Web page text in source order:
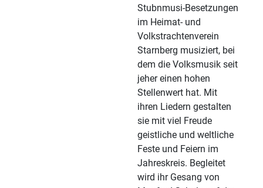
Stubnmusi-Besetzungen
im Heimat- und
Volkstrachtenverein
Starnberg musiziert, bei
dem die Volksmusik seit
jeher einen hohen
Stellenwert hat. Mit
ihren Liedern gestalten
sie mit viel Freude
geistliche und weltliche
Feste und Feiern im
Jahreskreis. Begleitet
wird ihr Gesang von